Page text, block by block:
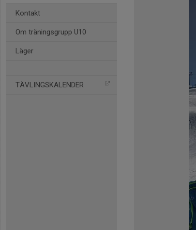
Kontakt
Om träningsgrupp U10
Läger
TÄVLINGSKALENDER